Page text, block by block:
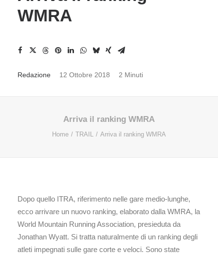
WMRA
Redazione 12 Ottobre 2018 2 Minuti
Arriva il ranking WMRA
Home TRAIL Arriva il ranking WMRA
Dopo quello ITRA, riferimento nelle gare medio-lunghe,
ecco arrivare un nuovo ranking, elaborato dalla WMRA, la
World Mountain Running Association, presieduta da
Jonathan Wyatt. Si tratta naturalmente di un ranking degli
atleti impegnati sulle gare corte e veloci. Sono state